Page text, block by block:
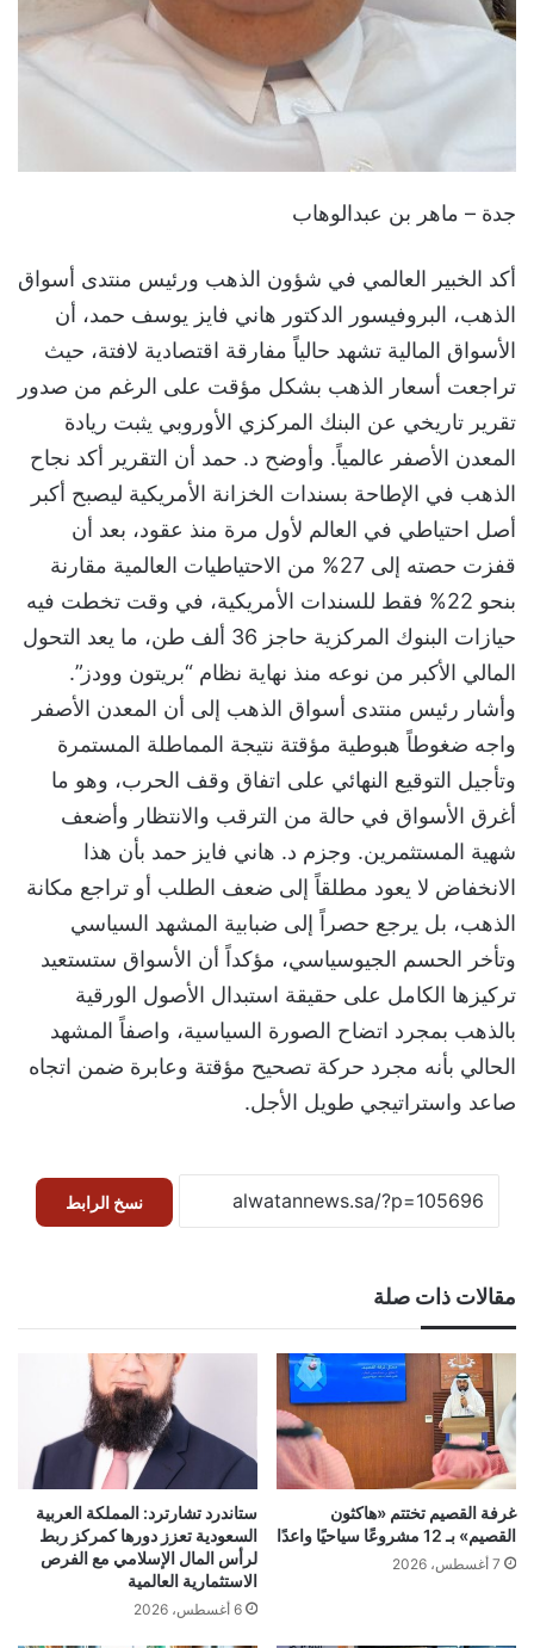
جدة – ماهر بن عبدالوهاب
أكد الخبير العالمي في شؤون الذهب ورئيس منتدى أسواق
الذهب، البروفيسور الدكتور هاني فايز يوسف حمد، أن
الأسواق المالية تشهد حالياً مفارقة اقتصادية لافتة، حيث
تراجعت أسعار الذهب بشكل مؤقت على الرغم من صدور
تقرير تاريخي عن البنك المركزي الأوروبي يثبت ريادة
المعدن الأصفر عالمياً. وأوضح د. حمد أن التقرير أكد نجاح
الذهب في الإطاحة بسندات الخزانة الأمريكية ليصبح أكبر
أصل احتياطي في العالم لأول مرة منذ عقود، بعد أن
قفزت حصته إلى 27% من الاحتياطيات العالمية مقارنة
بنحو 22% فقط للسندات الأمريكية، في وقت تخطت فيه
حيازات البنوك المركزية حاجز 36 ألف طن، ما يعد التحول
المالي الأكبر من نوعه منذ نهاية نظام “بريتون وودز”.
وأشار رئيس منتدى أسواق الذهب إلى أن المعدن الأصفر
واجه ضغوطاً هبوطية مؤقتة نتيجة المماطلة المستمرة
وتأجيل التوقيع النهائي على اتفاق وقف الحرب، وهو ما
أغرق الأسواق في حالة من الترقب والانتظار وأضعف
شهية المستثمرين. وجزم د. هاني فايز حمد بأن هذا
الانخفاض لا يعود مطلقاً إلى ضعف الطلب أو تراجع مكانة
الذهب، بل يرجع حصراً إلى ضبابية المشهد السياسي
وتأخر الحسم الجيوسياسي، مؤكداً أن الأسواق ستستعيد
تركيزها الكامل على حقيقة استبدال الأصول الورقية
بالذهب بمجرد اتضاح الصورة السياسية، واصفاً المشهد
الحالي بأنه مجرد حركة تصحيح مؤقتة وعابرة ضمن اتجاه
صاعد واستراتيجي طويل الأجل.
نسخ الرابط
مقالات ذات صلة
غرفة القصيم تختتم «هاكثون
القصيم» بـ 12 مشروعًا سياحيًا واعدًا
7 أغسطس، 2026
ستاندرد تشارترد: المملكة العربية
السعودية تعزز دورها كمركز ربط
لرأس المال الإسلامي مع الفرص
الاستثمارية العالمية
6 أغسطس، 2026